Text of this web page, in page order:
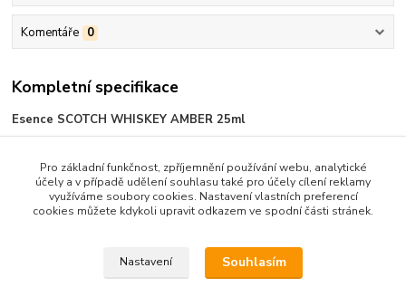
Komentáře 0
Kompletní specifikace
Esence SCOTCH WHISKEY AMBER 25ml
3/4 naplňte 40% lihem (nebo vodkou) a vše řádně promíchejte.
Následně dolijte lihem (vodkou) do celkového objemu 0,75 litru. Takto
připravený alkohol doporučujeme nechat alespoň 24 hodin uležet.
přírodní a přírodně identické aroma,barvivo E150A
25 ml
Pro základní funkčnost, zpříjemnění používání webu, analytické
účely a v případě udělení souhlasu také pro účely cílení reklamy
využíváme soubory cookies. Nastavení vlastních preferencí
cookies můžete kdykoli upravit odkazem ve spodní části stránek.
Nastavení Souhlasím